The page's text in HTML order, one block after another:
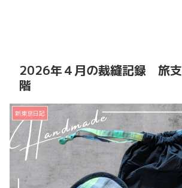
2026年４月の裁縫記録 旅
階
新東京日記